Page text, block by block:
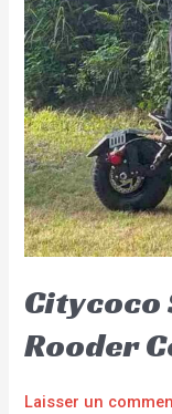
Citycoco
Rooder
Laisser un